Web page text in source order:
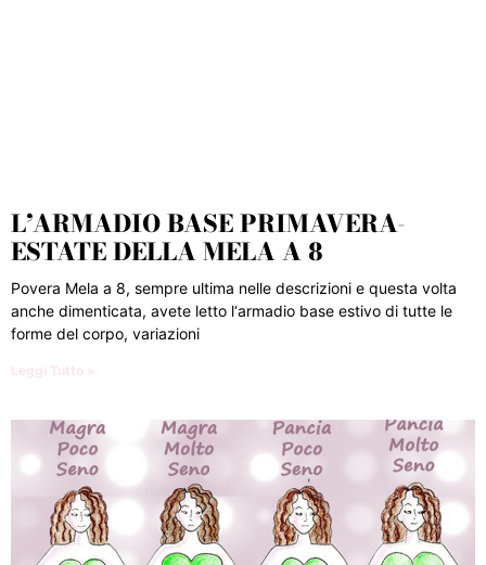
L’ARMADIO BASE PRIMAVERA-
ESTATE DELLA MELA A 8
Povera Mela a 8, sempre ultima nelle descrizioni e questa volta
anche dimenticata, avete letto l‘armadio base estivo di tutte le
forme del corpo, variazioni
Leggi Tutto »